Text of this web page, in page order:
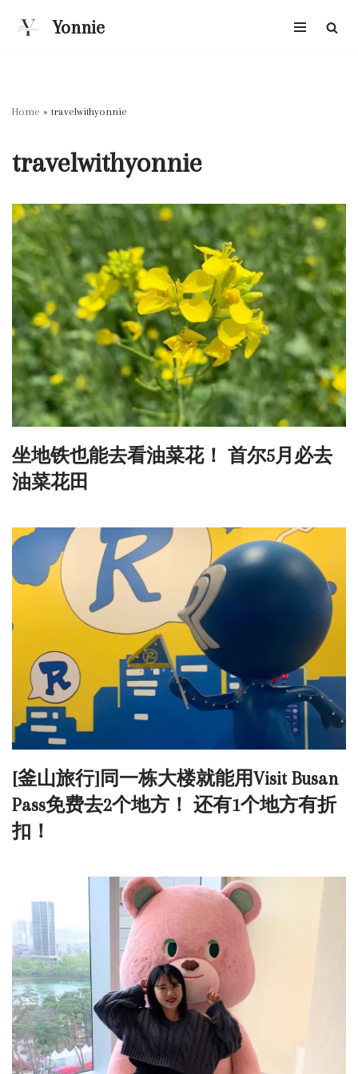
Yonnie
Home » travelwithyonnie
travelwithyonnie
坐地铁也能去看油菜花！ 首尔5月必去
油菜花田
[釜山旅行]同一栋大楼就能用Visit Busan
Pass免费去2个地方！ 还有1个地方有折
扣！